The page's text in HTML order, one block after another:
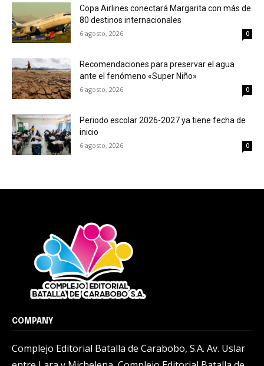
Copa Airlines conectará Margarita con más de
80 destinos internacionales
6 agosto, 2026 0
Recomendaciones para preservar el agua
ante el fenómeno «Super Niño»
6 agosto, 2026 0
Periodo escolar 2026-2027 ya tiene fecha de
inicio
6 agosto, 2026 0
COMPANY
Complejo Editorial Batalla de Carabobo, S.A. Av. Uslar